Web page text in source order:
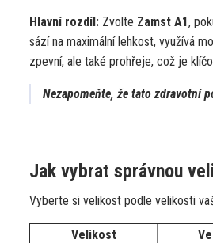
Hlavní rozdíl: Zvolte Zamst A1,
sází na maximální lehkost, využívá
zpevní, ale také prohřeje, což je
Nezapomeňte, že tato zdravotní
Jak vybrat správnou
Vyberte si velikost podle velikosti
Velikost